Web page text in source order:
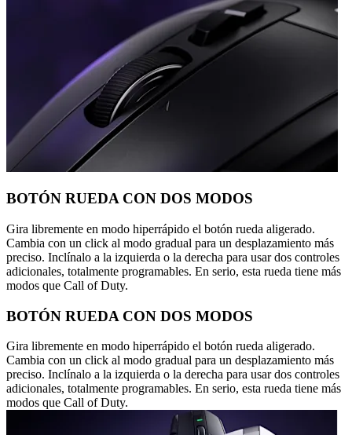
BOTÓN RUEDA CON DOS MODOS
Gira libremente en modo hiperrápido el botón rueda aligerado.
Cambia con un click al modo gradual para un desplazamiento más
preciso. Inclínalo a la izquierda o la derecha para usar dos controles
adicionales, totalmente programables. En serio, esta rueda tiene más
modos que Call of Duty.
BOTÓN RUEDA CON DOS MODOS
Gira libremente en modo hiperrápido el botón rueda aligerado.
Cambia con un click al modo gradual para un desplazamiento más
preciso. Inclínalo a la izquierda o la derecha para usar dos controles
adicionales, totalmente programables. En serio, esta rueda tiene más
modos que Call of Duty.